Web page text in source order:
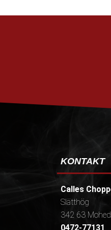
KONTAKT
Calles
Slätthög
342 63
0472-77131